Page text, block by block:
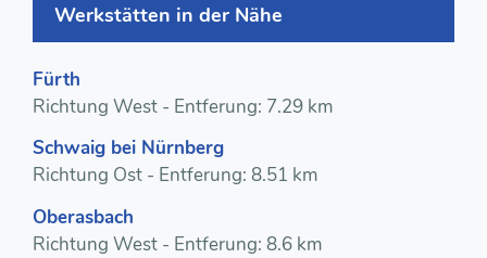
Werkstätten in der Nähe
Fürth
Richtung West - Entferung: 7.29 km
Schwaig bei Nürnberg
Richtung Ost - Entferung: 8.51 km
Oberasbach
Richtung West - Entferung: 8.6 km